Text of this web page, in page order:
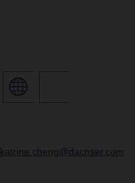
katrine.cheng@dachser.com